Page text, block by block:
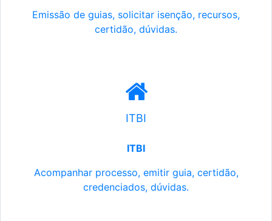
Emissão de guias, solicitar isenção, recursos,
certidão, dúvidas.
ITBI
ITBI
Acompanhar processo, emitir guia, certidão,
credenciados, dúvidas.